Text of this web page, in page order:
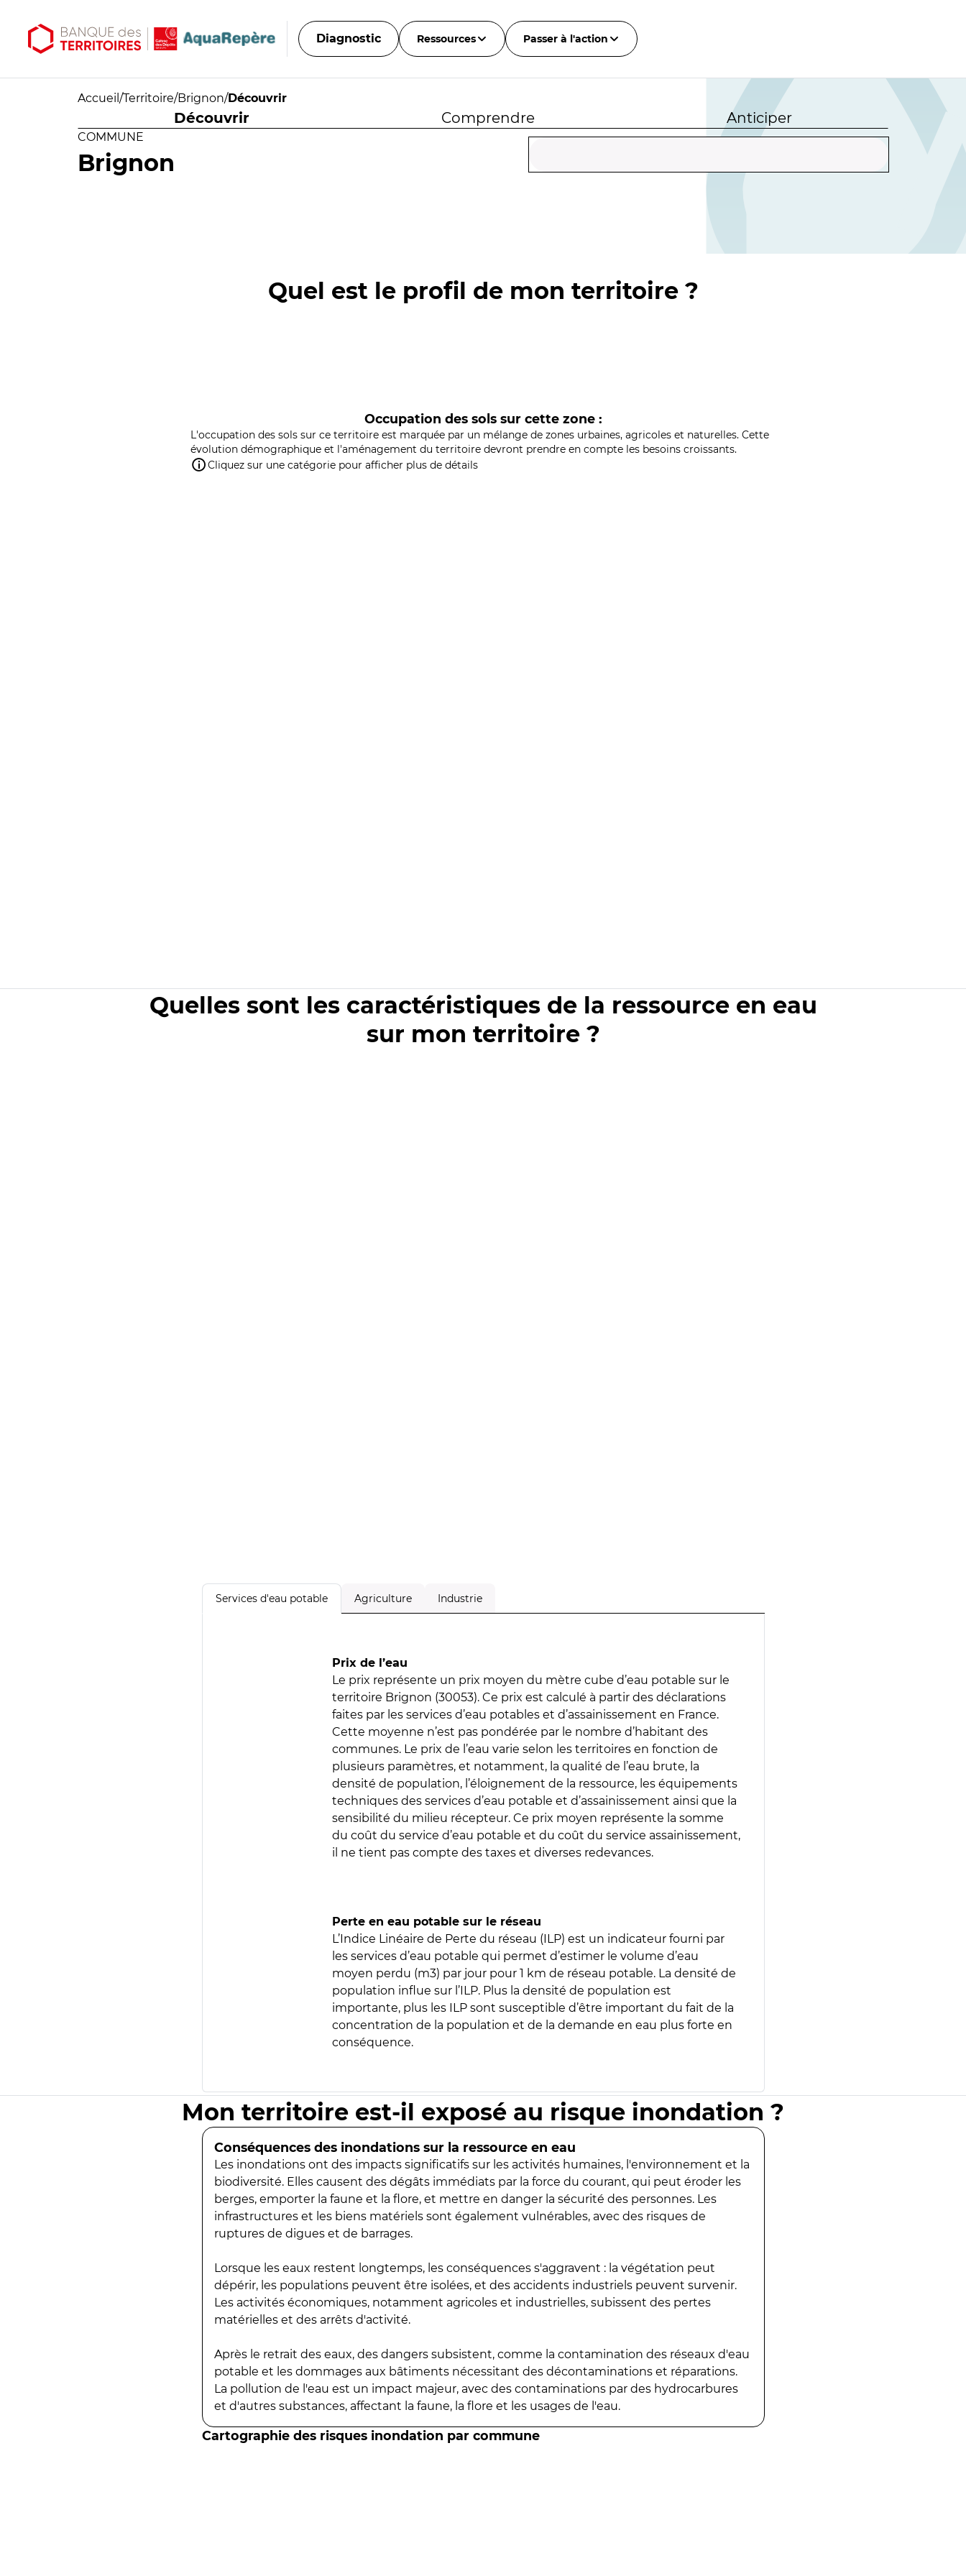
Diagnostic Ressources Passer à l'action
Accueil /Territoire/Brignon/Découvrir
Découvrir Comprendre Anticiper
COMMUNE
Brignon
Quel est le profil de mon territoire ?
Occupation des sols sur cette zone :
L'occupation des sols sur ce territoire est marquée par un mélange de zones urbaines, agricoles et naturelles. Cette
évolution démographique et l'aménagement du territoire devront prendre en compte les besoins croissants.
Cliquez sur une catégorie pour afficher plus de détails
Quelles sont les caractéristiques de la ressource en eau
sur mon territoire ?
Services d'eau potable Agriculture Industrie
Prix de l’eau
Le prix représente un prix moyen du mètre cube d’eau potable sur le
territoire Brignon (30053). Ce prix est calculé à partir des déclarations
faites par les services d’eau potables et d’assainissement en France.
Cette moyenne n’est pas pondérée par le nombre d’habitant des
communes. Le prix de l’eau varie selon les territoires en fonction de
plusieurs paramètres, et notamment, la qualité de l’eau brute, la
densité de population, l’éloignement de la ressource, les équipements
techniques des services d’eau potable et d’assainissement ainsi que la
sensibilité du milieu récepteur. Ce prix moyen représente la somme
du coût du service d’eau potable et du coût du service assainissement,
il ne tient pas compte des taxes et diverses redevances.
Perte en eau potable sur le réseau
L’Indice Linéaire de Perte du réseau (ILP) est un indicateur fourni par
les services d’eau potable qui permet d’estimer le volume d’eau
moyen perdu (m3) par jour pour 1 km de réseau potable. La densité de
population influe sur l’ILP. Plus la densité de population est
importante, plus les ILP sont susceptible d’être important du fait de la
concentration de la population et de la demande en eau plus forte en
conséquence.
Mon territoire est-il exposé au risque inondation ?
Conséquences des inondations sur la ressource en eau
Les inondations ont des impacts significatifs sur les activités humaines, l'environnement et la
biodiversité. Elles causent des dégâts immédiats par la force du courant, qui peut éroder les
berges, emporter la faune et la flore, et mettre en danger la sécurité des personnes. Les
infrastructures et les biens matériels sont également vulnérables, avec des risques de
ruptures de digues et de barrages.
Lorsque les eaux restent longtemps, les conséquences s'aggravent : la végétation peut
dépérir, les populations peuvent être isolées, et des accidents industriels peuvent survenir.
Les activités économiques, notamment agricoles et industrielles, subissent des pertes
matérielles et des arrêts d'activité.
Après le retrait des eaux, des dangers subsistent, comme la contamination des réseaux d'eau
potable et les dommages aux bâtiments nécessitant des décontaminations et réparations.
La pollution de l'eau est un impact majeur, avec des contaminations par des hydrocarbures
et d'autres substances, affectant la faune, la flore et les usages de l'eau.
Cartographie des risques inondation par commune